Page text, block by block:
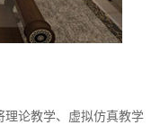
理论教学、虚拟仿真教学